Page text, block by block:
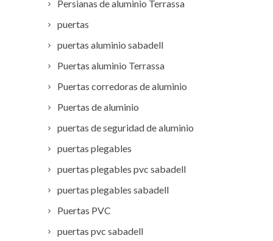
Persianas de aluminio Terrassa
puertas
puertas aluminio sabadell
Puertas aluminio Terrassa
Puertas corredoras de aluminio
Puertas de aluminio
puertas de seguridad de aluminio
puertas plegables
puertas plegables pvc sabadell
puertas plegables sabadell
Puertas PVC
puertas pvc sabadell